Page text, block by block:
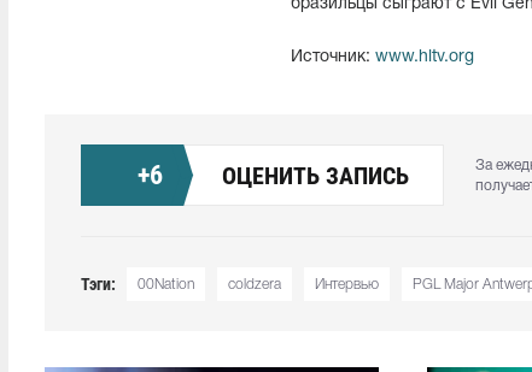
бразильцы сыграют с Evil
Источник: www.hltv.org
+6 ОЦЕНИТЬ ЗАПИСЬ
За
Тэги: 00Nation coldzera Интервью PGL Major